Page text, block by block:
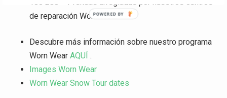
de reparación Worn Wear
Descubre más información sobre nuestro programa
Worn Wear AQUÍ .
Images Worn Wear
Worn Wear Snow Tour dates